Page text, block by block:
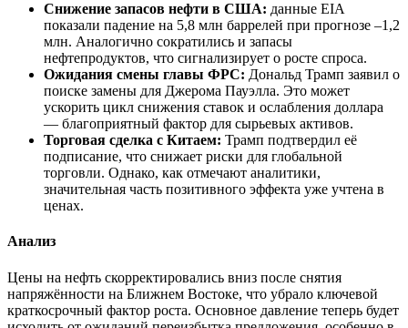
Снижение запасов нефти в США: данные EIA
показали падение на 5,8 млн баррелей при прогнозе –1,2
млн. Аналогично сократились и запасы
нефтепродуктов, что сигнализирует о росте спроса.
Ожидания смены главы ФРС: Дональд Трамп заявил о
поиске замены для Джерома Пауэлла. Это может
ускорить цикл снижения ставок и ослабления доллара
— благоприятный фактор для сырьевых активов.
Торговая сделка с Китаем: Трамп подтвердил её
подписание, что снижает риски для глобальной
торговли. Однако, как отмечают аналитики,
значительная часть позитивного эффекта уже учтена в
ценах.
Анализ
Цены на нефть скорректировались вниз после снятия
напряжённости на Ближнем Востоке, что убрало ключевой
краткосрочный фактор роста. Основное давление теперь будет